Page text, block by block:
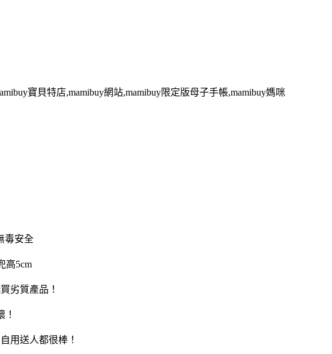
寶貝特店,mamibuy網站,mamibuy限定版母子手帳,mamibuy媽咪
毒安全
高5cm
劣質產品！
用送人都很棒！